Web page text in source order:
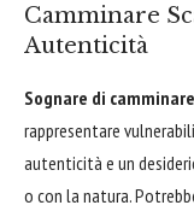
Camminare
Autenticità
Sognare di
rappresentare
autenticità e un
o con la natura.